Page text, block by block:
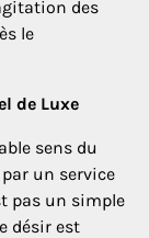
des
le
de Luxe
sens du
un service
pas un simple
désir est